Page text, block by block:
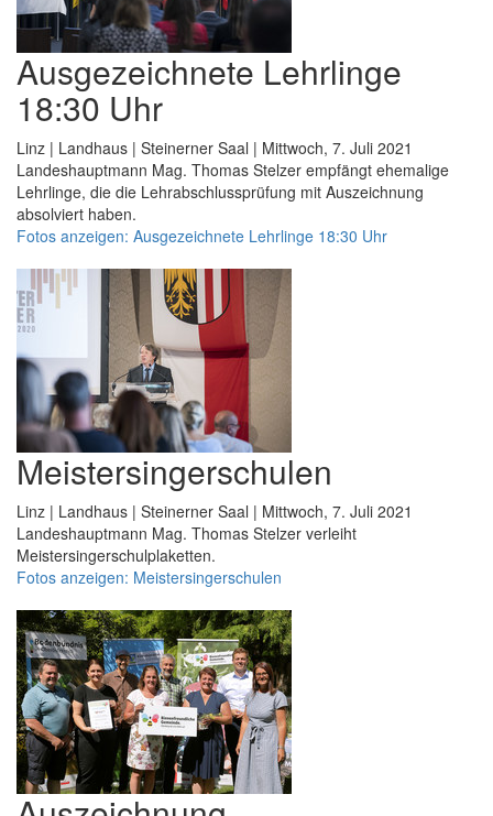
Ausgezeichnete Lehrlinge
18:30 Uhr
Linz | Landhaus | Steinerner Saal | Mittwoch, 7. Juli 2021
Landeshauptmann Mag. Thomas Stelzer empfängt ehemalige
Lehrlinge, die die Lehrabschlussprüfung mit Auszeichnung
absolviert haben.
Fotos anzeigen: Ausgezeichnete Lehrlinge 18:30 Uhr
Meistersingerschulen
Linz | Landhaus | Steinerner Saal | Mittwoch, 7. Juli 2021
Landeshauptmann Mag. Thomas Stelzer verleiht
Meistersingerschulplaketten.
Fotos anzeigen: Meistersingerschulen